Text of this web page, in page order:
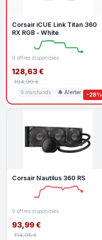
-28%
Corsair iCUE Link Titan 360
RX RGB - White
9 offres disponibles
128,63 €
194,99 €
9 marchands 🔔 Alerter
Corsair Nautilus 360 RS
9 offres disponibles
93,99 €
114,95 €